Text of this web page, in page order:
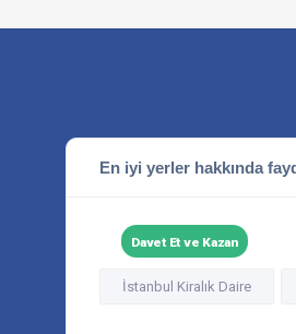
En iyi yerler hakkında
Davet Et ve Kazan
İstanbul Kiralık Daire